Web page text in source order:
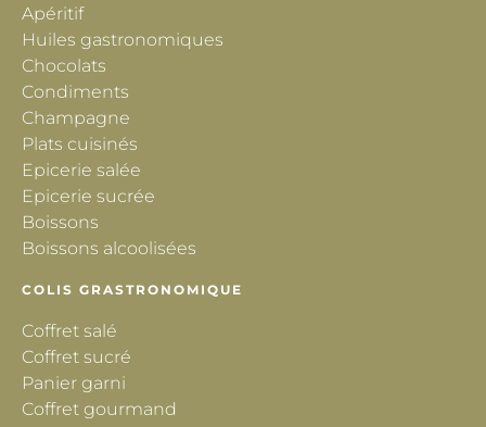
Apéritif
Huiles gastronomiques
Chocolats
Condiments
Champagne
Plats cuisinés
Epicerie salée
Epicerie sucrée
Boissons
Boissons alcoolisées
COLIS GRASTRONOMIQUE
Coffret salé
Coffret sucré
Panier garni
Coffret gourmand